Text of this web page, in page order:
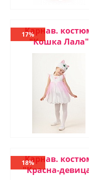
Карнав.
"Кошка Лала"
17%
Карнав.
"Красна-
18%